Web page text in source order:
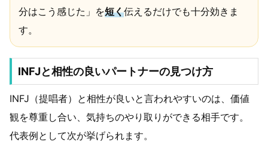
分はこう感じた」を短く伝えるだけでも十分効きま
す。
INFJと相性の良いパートナーの見つけ方
INFJ（提唱者）と相性が良いと言われやすいのは、価値
観を尊重し合い、気持ちのやり取りができる相手です。
代表例として次が挙げられます。